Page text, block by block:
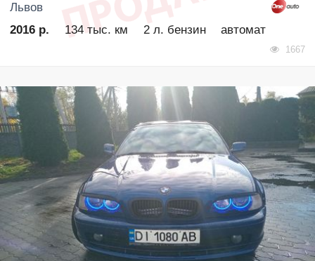
Львов
2016 р.
134 тыс. км 2 л. бензин автомат
1667